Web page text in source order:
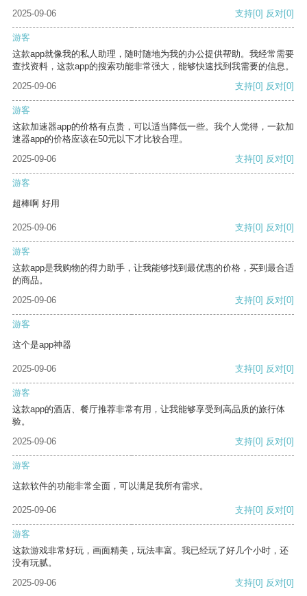
2025-09-06
支持[0] 反对[0]
游客
这款app就像我的私人助理，随时随地为我的办公提供帮助。我经常需要
查找资料，这款app的搜索功能非常强大，能够快速找到我需要的信息。
2025-09-06
支持[0] 反对[0]
游客
这款加速器app的价格有点贵，可以适当降低一些。我个人觉得，一款加
速器app的价格应该在50元以下才比较合理。
2025-09-06
支持[0] 反对[0]
游客
超棒啊 好用
2025-09-06 支持[0] 反对[0]
游客
这款app是我购物的得力助手，让我能够找到最优惠的价格，买到最合适
的商品。
2025-09-06
支持[0] 反对[0]
游客
这个是app神器
2025-09-06 支持[0] 反对[0]
游客
这款app的酒店、餐厅推荐非常有用，让我能够享受到高品质的旅行体
验。
2025-09-06
支持[0] 反对[0]
游客
这款软件的功能非常全面，可以满足我所有需求。
2025-09-06 支持[0] 反对[0]
游客
这款游戏非常好玩，画面精美，玩法丰富。我已经玩了好几个小时，还
没有玩腻。
2025-09-06
支持[0] 反对[0]